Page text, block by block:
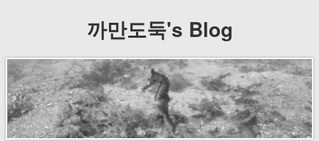
까만도둑's Blog